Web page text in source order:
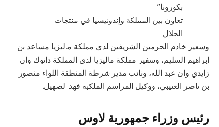
بكورونا”
تعاون بين المملكة وإندونيسيا في منتجات
الحلال
وسفير خادم الحرمين الشريفين لدى مملكة ماليزيا مساعد بن
إبراهيم السليم، وسفير مملكة ماليزيا لدى المملكة داتوك وان
زايدي وان عبد الله، ونائب مدير شرطة المنطقة اللواء منصور
بن ناصر العتيبي، ووكيل المراسم الملكية فهد الصهيل.
رئيس وزراء جمهورية لاوس